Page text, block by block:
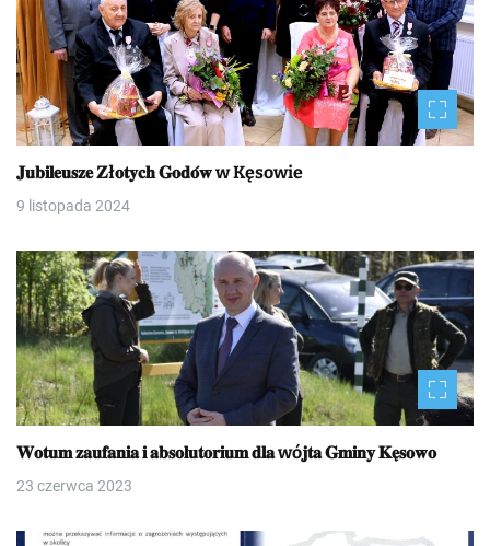
𝐉𝐮𝐛𝐢𝐥𝐞𝐮𝐬𝐳𝐞 𝐙ł𝐨𝐭𝐲𝐜𝐡 𝐆𝐨𝐝𝐨́𝐰 w Kęsowie
9 listopada 2024
𝐖𝐨𝐭𝐮𝐦 𝐳𝐚𝐮𝐟𝐚𝐧𝐢𝐚 𝐢 𝐚𝐛𝐬𝐨𝐥𝐮𝐭𝐨𝐫𝐢𝐮𝐦 𝐝𝐥𝐚 wó𝐣𝐭𝐚 𝐆𝐦𝐢𝐧𝐲 𝐊𝐞̨𝐬𝐨𝐰𝐨
23 czerwca 2023